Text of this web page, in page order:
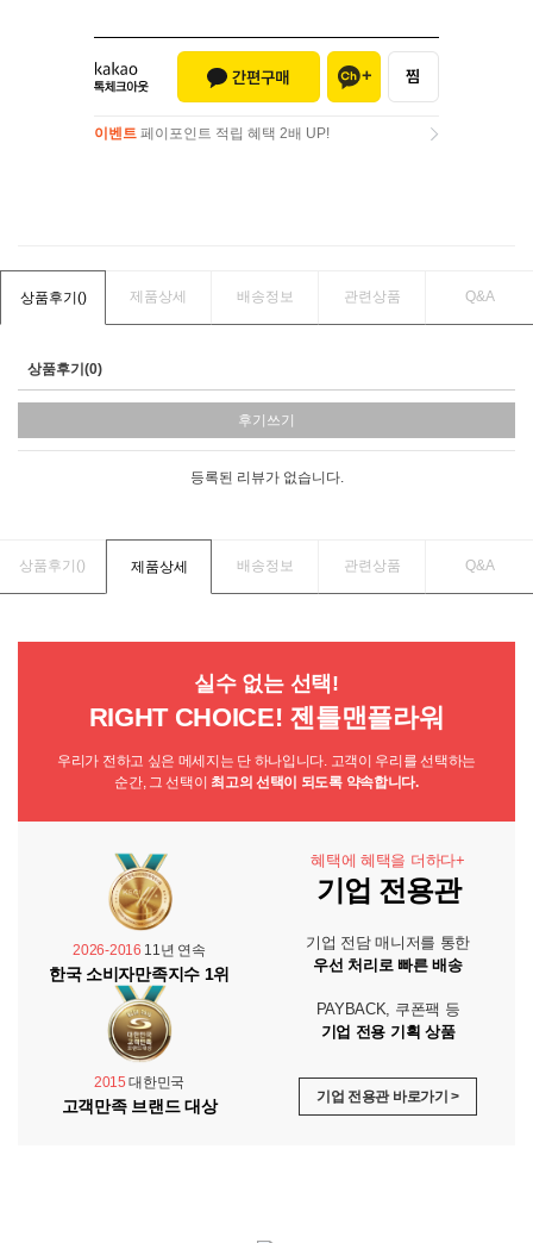
이벤트 페이포인트 적립 혜택 2배 UP!
상품후기() 제품상세 배송정보 관련상품 Q&A
상품후기(0)
후기쓰기
등록된 리뷰가 없습니다.
상품후기() 제품상세 배송정보 관련상품 Q&A
실수 없는 선택!
RIGHT CHOICE! 젠틀맨플라워
우리가 전하고 싶은 메세지는 단 하나입니다. 고객이 우리를 선택하는
순간, 그 선택이 최고의 선택이 되도록 약속합니다.
2026-2016 11년 연속
한국 소비자만족지수 1위
2015 대한민국
고객만족 브랜드 대상
혜택에 혜택을 더하다+
기업 전용관
기업 전담 매니저를 통한
우선 처리로 빠른 배송
PAYBACK, 쿠폰팩 등
기업 전용 기획 상품
기업 전용관 바로가기 >